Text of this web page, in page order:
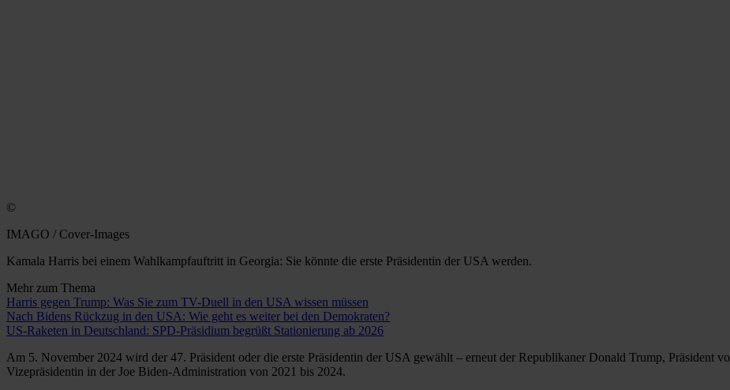
©
IMAGO / Cover-Images
Kamala Harris bei einem Wahlkampfauftritt in Georgia: Sie könnte die erste Präsidentin der USA werden.
Mehr zum Thema
Harris gegen Trump: Was Sie zum TV-Duell in den USA wissen müssen
Nach Bidens Rückzug in den USA: Wie geht es weiter bei den Demokraten?
US-Raketen in Deutschland: SPD-Präsidium begrüßt Stationierung ab 2026
Am 5. November 2024 wird der 47. Präsident oder die erste Präsidentin der USA gewählt – erneut der Republikaner Donald Trump, Präsident
Vizepräsidentin in der Joe Biden-Administration von 2021 bis 2024.